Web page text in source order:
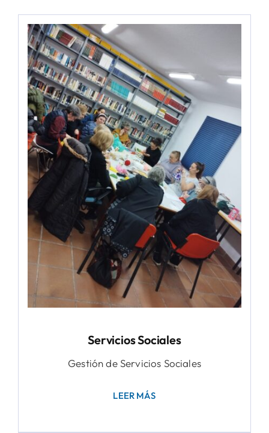
Servicios Sociales
Gestión de Servicios Sociales
LEER MÁS